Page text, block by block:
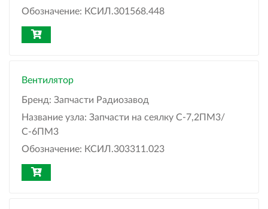
Обозначение: КСИЛ.301568.448
Вентилятор
Бренд: Запчасти Радиозавод
Название узла: Запчасти на сеялку С-7,2ПМ3/
С-6ПМ3
Обозначение: КСИЛ.303311.023